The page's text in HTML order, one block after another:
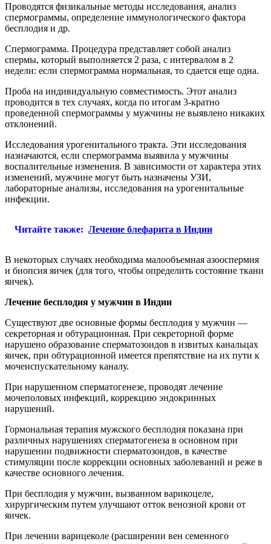
Проводятся физикальные методы исследования, анализ
спермограммы, определение иммунологического фактора
бесплодия и др.
Спермограмма. Процедура представляет собой анализ
спермы, который выполняется 2 раза, с интервалом в 2
недели: если спермограмма нормальная, то сдается еще одна.
Проба на индивидуальную совместимость. Этот анализ
проводится в тех случаях, когда по итогам 3-кратно
проведенной спермограммы у мужчины не выявлено никаких
отклонений.
Исследования урогенитального тракта. Эти исследования
назначаются, если спермограмма выявила у мужчины
воспалительные изменения. В зависимости от характера этих
изменений, мужчине могут быть назначены УЗИ,
лабораторные анализы, исследования на урогенитальные
инфекции.
Читайте также: Лечение блефарита в Индии
В некоторых случаях необходима малообъемная азооспермия
и биопсия яичек (для того, чтобы определить состояние ткани
яичек).
Лечение бесплодия у мужчин в Индии
Существуют две основные формы бесплодия у мужчин —
секреторная и обтурационная. При секреторной форме
нарушено образование сперматозоидов в извитых канальцах
яичек, при обтурационной имеется препятствие на их пути к
мочеиспускательному каналу.
При нарушенном сперматогенезе, проводят лечение
мочеполовых инфекций, коррекцию эндокринных
нарушений.
Гормональная терапия мужского бесплодия показана при
различных нарушениях сперматогенеза в основном при
нарушении подвижности сперматозоидов, в качестве
стимуляции после коррекции основных заболеваний и реже в
качестве основного лечения.
При бесплодия у мужчин, вызванном варикоцеле,
хирургическим путем улучшают отток венозной крови от
яичек.
При лечении варицеколе (расширении вен семенного